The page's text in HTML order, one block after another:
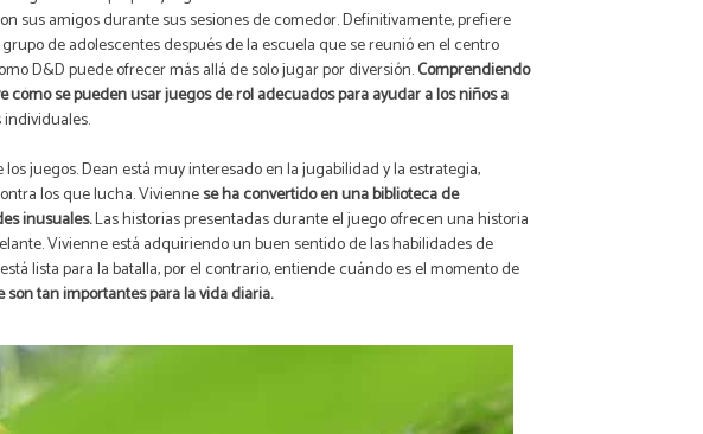
sus amigos durante sus sesiones de comedor. Definitivamente, prefiere
de adolescentes después de la escuela que se reunió en el centro
D&D puede ofrecer más allá de solo jugar por diversión.Comprendiendo
se pueden usar juegos de rol adecuados para ayudar a los niños a
juegos. Dean está muy interesado en la jugabilidad y la estrategia,
los que lucha. Viviennese ha convertido en una biblioteca de
inusuales.Las historias presentadas durante el juego ofrecen una historia
Vivienne está adquiriendo un buen sentido de las habilidades de
lista para la batalla, por el contrario, entiende cuándo es el momento de
tan importantes para la vida diaria.